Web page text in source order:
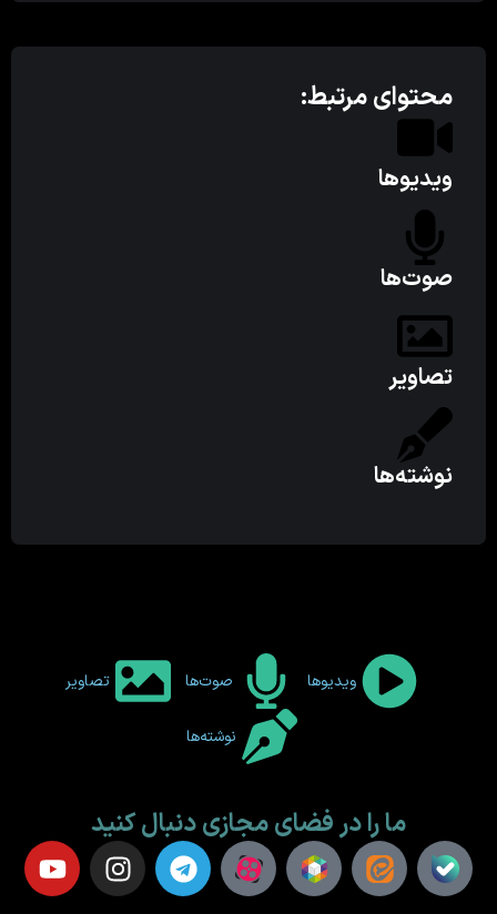
محتوای مرتبط:
ویدیوها
صوت‌ها
تصاویر
نوشته‌ها
ویدیوها صوت‌ها تصاویر
نوشته‌ها
ما را در فضای مجازی دنبال کنید